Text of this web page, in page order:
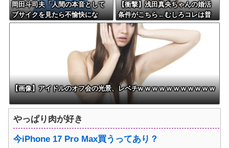
岡田斗司夫「人間の本音として
ブサイクを見たら不愉快にな
る。この責任をどうとるんだ」
【衝撃】浅田真央ちゃんの婚活
条件がこちら←むしろコレは普
通じゃね？w w w w w w w w
【画像】アイドルのオフ会の光景、レベチw w w w w w w w w w w
やっぱり肉が好き
今iPhone 17 Pro Max買うってあり？